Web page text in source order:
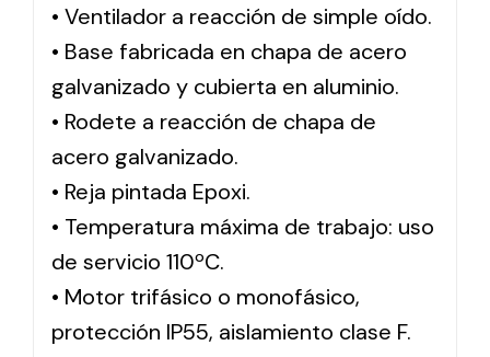
Variedad de soluciones solares para todo tipo
Solar lighting
Variety of solar solutions for all kinds of needs.
• Ventilador a reacción de simple oído.
• Base fabricada en chapa de acero
galvanizado y cubierta en aluminio.
• Rodete a reacción de chapa de
acero galvanizado.
• Reja pintada Epoxi.
• Temperatura máxima de trabajo: uso
de servicio 110ºC.
• Motor trifásico o monofásico,
protección IP55, aislamiento clase F.